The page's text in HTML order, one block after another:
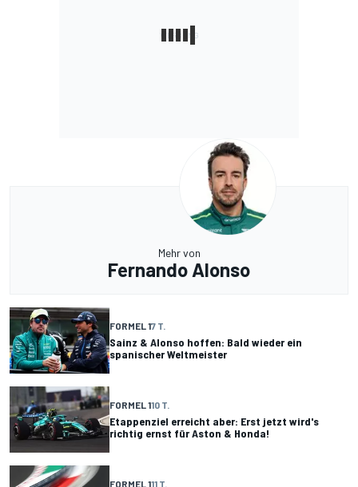
Mehr von
Fernando Alonso
FORMEL 17 T.
Sainz & Alonso hoffen: Bald wieder ein
spanischer Weltmeister
FORMEL 110 T.
Etappenziel erreicht aber: Erst jetzt wird's
richtig ernst für Aston & Honda!
FORMEL 111 T.